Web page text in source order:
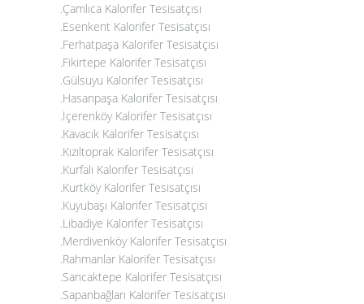
.Çamlıca Kalorifer Tesisatçısı
.Esenkent Kalorifer Tesisatçısı
.Ferhatpaşa Kalorifer Tesisatçısı
.Fikirtepe Kalorifer Tesisatçısı
.Gülsuyu Kalorifer Tesisatçısı
.Hasanpaşa Kalorifer Tesisatçısı
.İçerenköy Kalorifer Tesisatçısı
.Kavacık Kalorifer Tesisatçısı
.Kızıltoprak Kalorifer Tesisatçısı
.Kurfalı Kalorifer Tesisatçısı
.Kurtköy Kalorifer Tesisatçısı
.Kuyubaşı Kalorifer Tesisatçısı
.Libadiye Kalorifer Tesisatçısı
.Merdivenköy Kalorifer Tesisatçısı
.Rahmanlar Kalorifer Tesisatçısı
.Sancaktepe Kalorifer Tesisatçısı
.Sapanbağları Kalorifer Tesisatçısı